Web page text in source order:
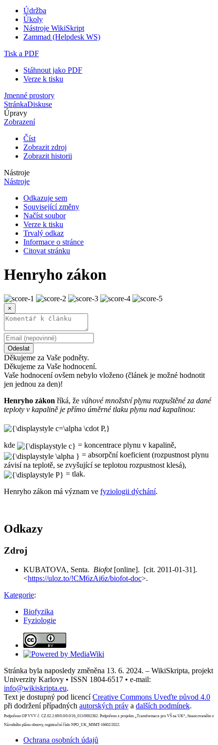
Údržba
Úkoly
Nástroje WikiSkript
Zammad (Helpdesk WS)
Tisk a PDF
Stáhnout jako PDF
Verze k tisku
Jmenné prostory
StránkaDiskuse
Úpravy
Zobrazení
Číst
Zobrazit zdroj
Zobrazit historii
Nástroje
Nástroje
Odkazuje sem
Související změny
Načíst soubor
Verze k tisku
Trvalý odkaz
Informace o stránce
Citovat stránku
Henryho zákon
×
Odeslat
Děkujeme za Vaše podněty.
Děkujeme za Vaše hodnocení.
Vaše hodnocení ovšem nebylo vloženo (článek je možné hodnotit
jen jednou za den)!
Henryho zákon říká, že váhové množství plynu rozpuštěné za dané
teploty v kapalině je přímo úměrné tlaku plynu nad kapalinou:
kde
= koncentrace plynu v kapalině,
= absorpční koeficient (rozpustnost plynu
závisí na teplotě, se zvyšující se teplotou rozpustnost klesá),
= tlak.
Henryho zákon má význam ve fyziologii dýchání.
Odkazy
Zdroj
KUBATOVA, Senta. Biofot[online]. [cit. 2011-01-31].
<https://uloz.to/!CM6zAi6z/biofot-doc>.
Kategorie:
Biofyzika
Fyziologie
Stránka byla naposledy změněna 13. 6. 2024. – WikiSkripta, projekt
Univerzity Karlovy • ISSN 1804-6517 • e-mail:
info@wikiskripta.eu.
Text je dostupný pod licencíCreative Commons Uveďte původ 4.0
při dodržení případných autorských práv a dalších podmínek.
Podpořeno OP VVV č. CZ.02.2.69/0.0/0.0/16_015/0002362. Podpořeno z projektu „Transformace pro VŠ na UK“, financovaného z
Národního plánu obnovy, registrační číslo NPO_UK_MSMT-16602/2022.
Ochrana osobních údajů